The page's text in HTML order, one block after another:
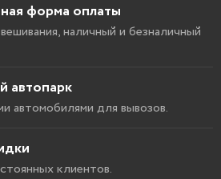
форма оплаты
наличный и безналичный
автопарк
автомобилями для вывозов.
клиентов.